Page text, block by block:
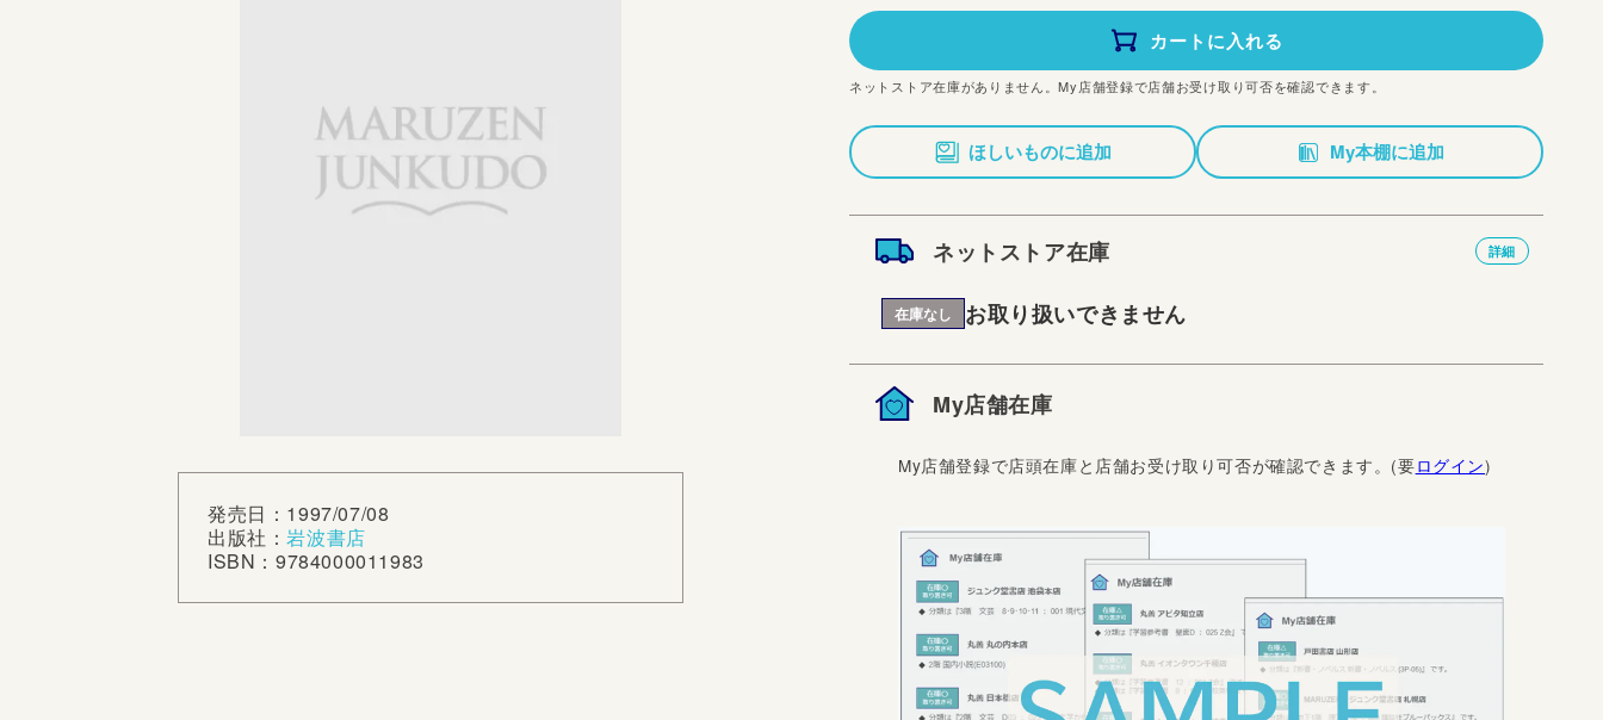
発売日：1997/07/08
出版社：岩波書店
ISBN：9784000011983
価
格
カートに入れる
ネットストア在庫がありません。My店舗登録で店舗お受け取り可否を確認できます。
ほしいものに追加 My本棚に追加
ネットストア在庫 詳細
在庫なし お取り扱いできません
My店舗在庫
My店舗登録で店頭在庫と店舗お受け取り可否が確認できます。(要ログイン)